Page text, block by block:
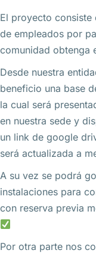
El proyecto
de empleados por
comunidad obtenga
Desde nuestra
beneficio una base
la cual será
en nuestra sede y
un link de google
será actualizada a
A su vez se podrá
instalaciones para
con reserva previa
Por otra parte nos